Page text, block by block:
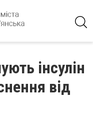
інсулін
від